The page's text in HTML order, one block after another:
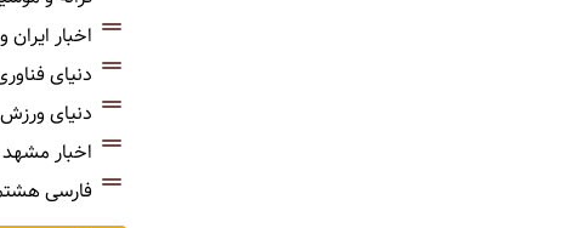
اخبار
دنیای
دنیای ورزش
اخبار مشهد
فارسی